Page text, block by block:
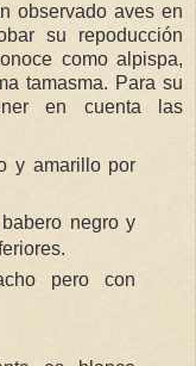
observado aves en
su repoducción
como alpispa,
tamasma. Para su
en cuenta las
y amarillo por
negro y
pero con